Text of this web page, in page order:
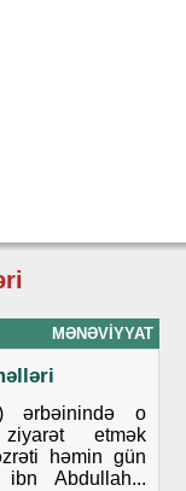
MƏNƏVIYYAT
ərbəinində o
etmək
həmin gün
Abdullah...